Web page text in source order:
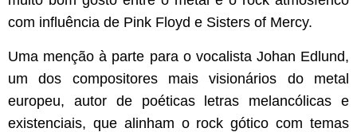
com influência de Pink Floyd e Sisters of Mercy.
Uma menção à parte para o vocalista Johan Edlund,
um dos compositores mais visionários do metal
europeu, autor de poéticas letras melancólicas e
existenciais, que alinham o rock gótico com temas